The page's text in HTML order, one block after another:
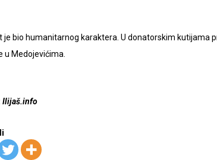
je bio humanitarnog karaktera. U donatorskim kutijama
u Medojevićima.
Ilijaš.info